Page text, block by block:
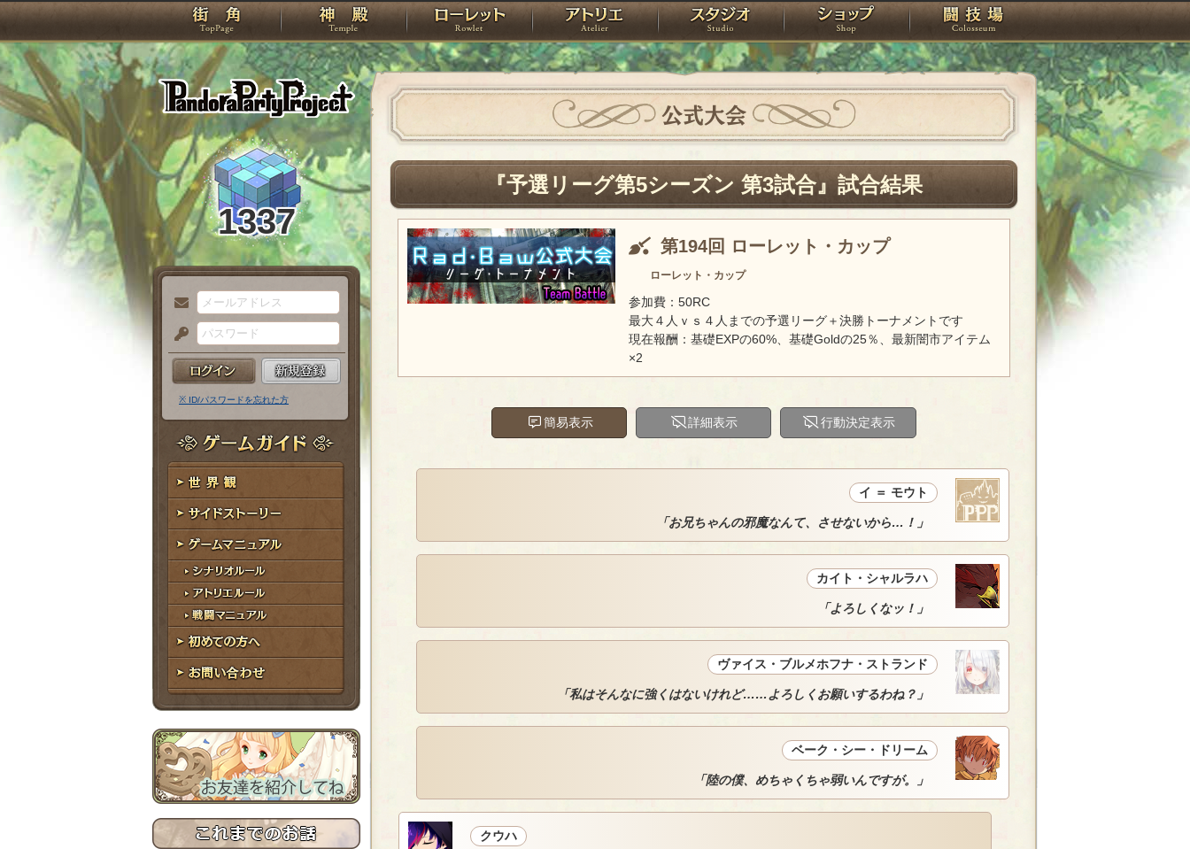
PandoraPartyProject
TOP 神殿 ローレット アトリエ スタジオ ショップ 闘技場
1337
メ
ー
ル
ア
ド
レ
ス
パ
ス
ー
ド
※ ID/パスワードを忘れた方
ゲームガイド
世界観
サイドストーリー
ゲームマニュアル
シナリオルール
アトリエルール
戦闘マニュアル
初めての方へ
お問い合わせ
公式大会
『予選リーグ第5シーズン 第3試合』試合結果
第194回 ローレット・カップ
ローレット・カップ
参加費：50RC
最大４人ｖｓ４人までの予選リーグ＋決勝トーナメントです
現在報酬：基礎EXPの60%、基礎Goldの25％、最新闇市アイテム
×2
簡易表示 詳細表示 行動決定表示
イ ＝ モウト
「お兄ちゃんの邪魔なんて、させないから…！」
カイト・シャルラハ
「よろしくなッ！」
ヴァイス・ブルメホフナ・ストランド
「私はそんなに強くはないけれど……よろしくお願いするわね？」
ベーク・シー・ドリーム
「陸の僕、めちゃくちゃ弱いんですが。」
クウハ